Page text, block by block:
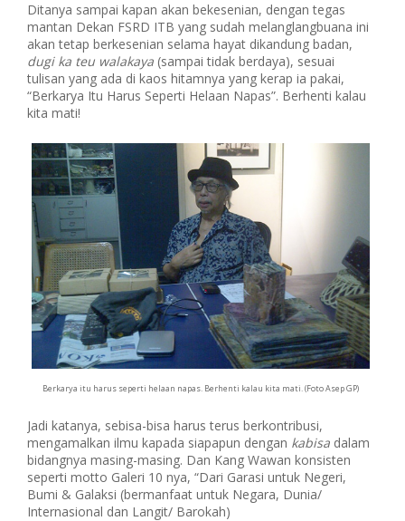
Ditanya sampai kapan akan bekesenian, dengan tegas
mantan Dekan FSRD ITB yang sudah melanglangbuana ini
akan tetap berkesenian selama hayat dikandung badan,
dugi ka teu walakaya (sampai tidak berdaya), sesuai
tulisan yang ada di kaos hitamnya yang kerap ia pakai,
“Berkarya Itu Harus Seperti Helaan Napas”. Berhenti kalau
kita mati!
Berkarya itu harus seperti helaan napas. Berhenti kalau kita mati. (Foto Asep GP)
Jadi katanya, sebisa-bisa harus terus berkontribusi,
mengamalkan ilmu kapada siapapun dengan kabisa dalam
bidangnya masing-masing. Dan Kang Wawan konsisten
seperti motto Galeri 10 nya, “Dari Garasi untuk Negeri,
Bumi & Galaksi (bermanfaat untuk Negara, Dunia/
Internasional dan Langit/ Barokah)